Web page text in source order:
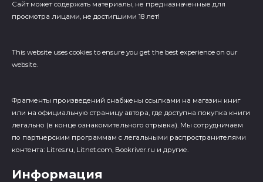
Сайт может содержать материалы, не предназначенные для
просмотра лицами, не достигшими 18 лет!
This website uses cookies to ensure you get the best experience on our
website.
Фрагменты произведений cнабжены ссылками на магазин книг
или на официальную страницу автора, где доступна покупка книги
легально (в конце ознакомительного отрывка). Мы сотрудничаем
по партнерским программам с легальными распространителями
контента: Litres.ru, Litnet.com, Bookriver.ru и другие.
Информация